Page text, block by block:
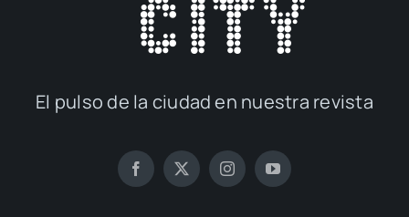
El pul­so de la ciu­dad en nues­tra revis­ta